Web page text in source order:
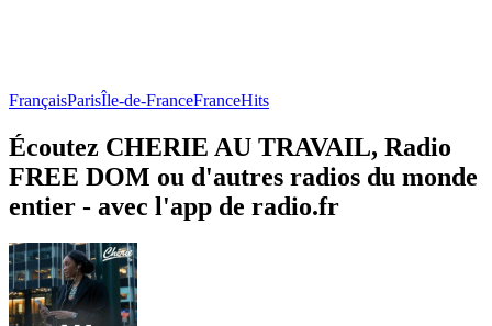
FrançaisParisÎle-de-FranceFranceHits
Écoutez CHERIE AU TRAVAIL, Radio
FREE DOM ou d'autres radios du monde
entier - avec l'app de radio.fr